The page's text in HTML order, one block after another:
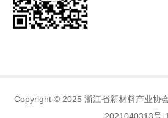
Copyright © 2025 浙江省新材料产业协
2021040313号-1